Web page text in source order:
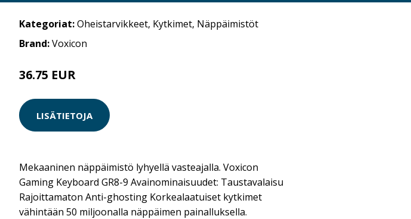
Kategoriat:Oheistarvikkeet, Kytkimet, Näppäimistöt
Brand:Voxicon
36.75 EUR
LISÄTIETOJA
Mekaaninen näppäimistö lyhyellä vasteajalla. Voxicon
Gaming Keyboard GR8-9 Avainominaisuudet: Taustavalaisu
Rajoittamaton Anti-ghosting Korkealaatuiset kytkimet
vähintään 50 miljoonalla näppäimen painalluksella.